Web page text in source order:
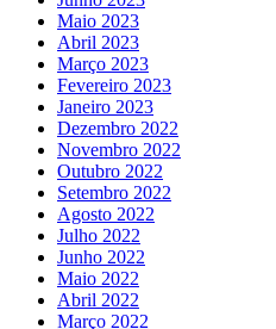
Maio 2023
Abril 2023
Março 2023
Fevereiro 2023
Janeiro 2023
Dezembro 2022
Novembro 2022
Outubro 2022
Setembro 2022
Agosto 2022
Julho 2022
Junho 2022
Maio 2022
Abril 2022
Março 2022